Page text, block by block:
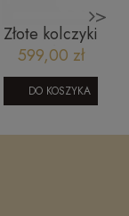
Złote kolczyki
sztyfty -
plastry miodu
599,00 zł
DO KOSZYKA
>